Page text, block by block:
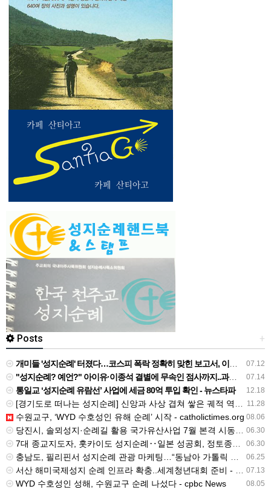
+
Posts
07.12
개미들 '성지순례' 터졌다…코스피 폭락 정확히 맞힌 보고서, 이번엔 "지금 사야" - 네이트
07.14
"성지순례? 예언?" 아이유·이종석 결별에 무속인 점사까지..과도한 추측 '눈살' [Oh!쎈 초점] - v.daum.net
12.18
통일교 ‘성지순례 유람선’ 사업에 세금 80억 투입 확인 - 뉴스타파
11.28
[경기도로 떠나는 성지순례] 신앙과 사상 겹쳐 쌓은 궤적 역동하는 도시를 이루다 - v.daum.net
08.06
수원교구, ‘WYD 수호성인 유해 순례’ 시작 - catholictimes.org
06.30
당진시, 솔뫼성지·순례길 활용 국가유산사업 7월 본격 시동 - 밥상뉴스
06.30
7대 종교지도자, 홋카이도 성지순례‥일본 성공회, 정토종과 교류 - btnnews.tv
06.25
충남도, 필리핀서 성지순례 관광 마케팅…“동남아 가톨릭 시장 공략” - newskorea.ne.kr
07.13
서산 해미국제성지 순례 인프라 확충..세계청년대회 준비 - 티제이비
08.05
WYD 수호성인 성해, 수원교구 순례 나섰다 - cpbc News